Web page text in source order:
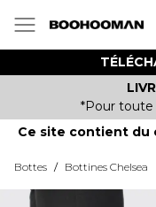
*Pour
Ce site contient du
Bottes / Bottines Chelsea